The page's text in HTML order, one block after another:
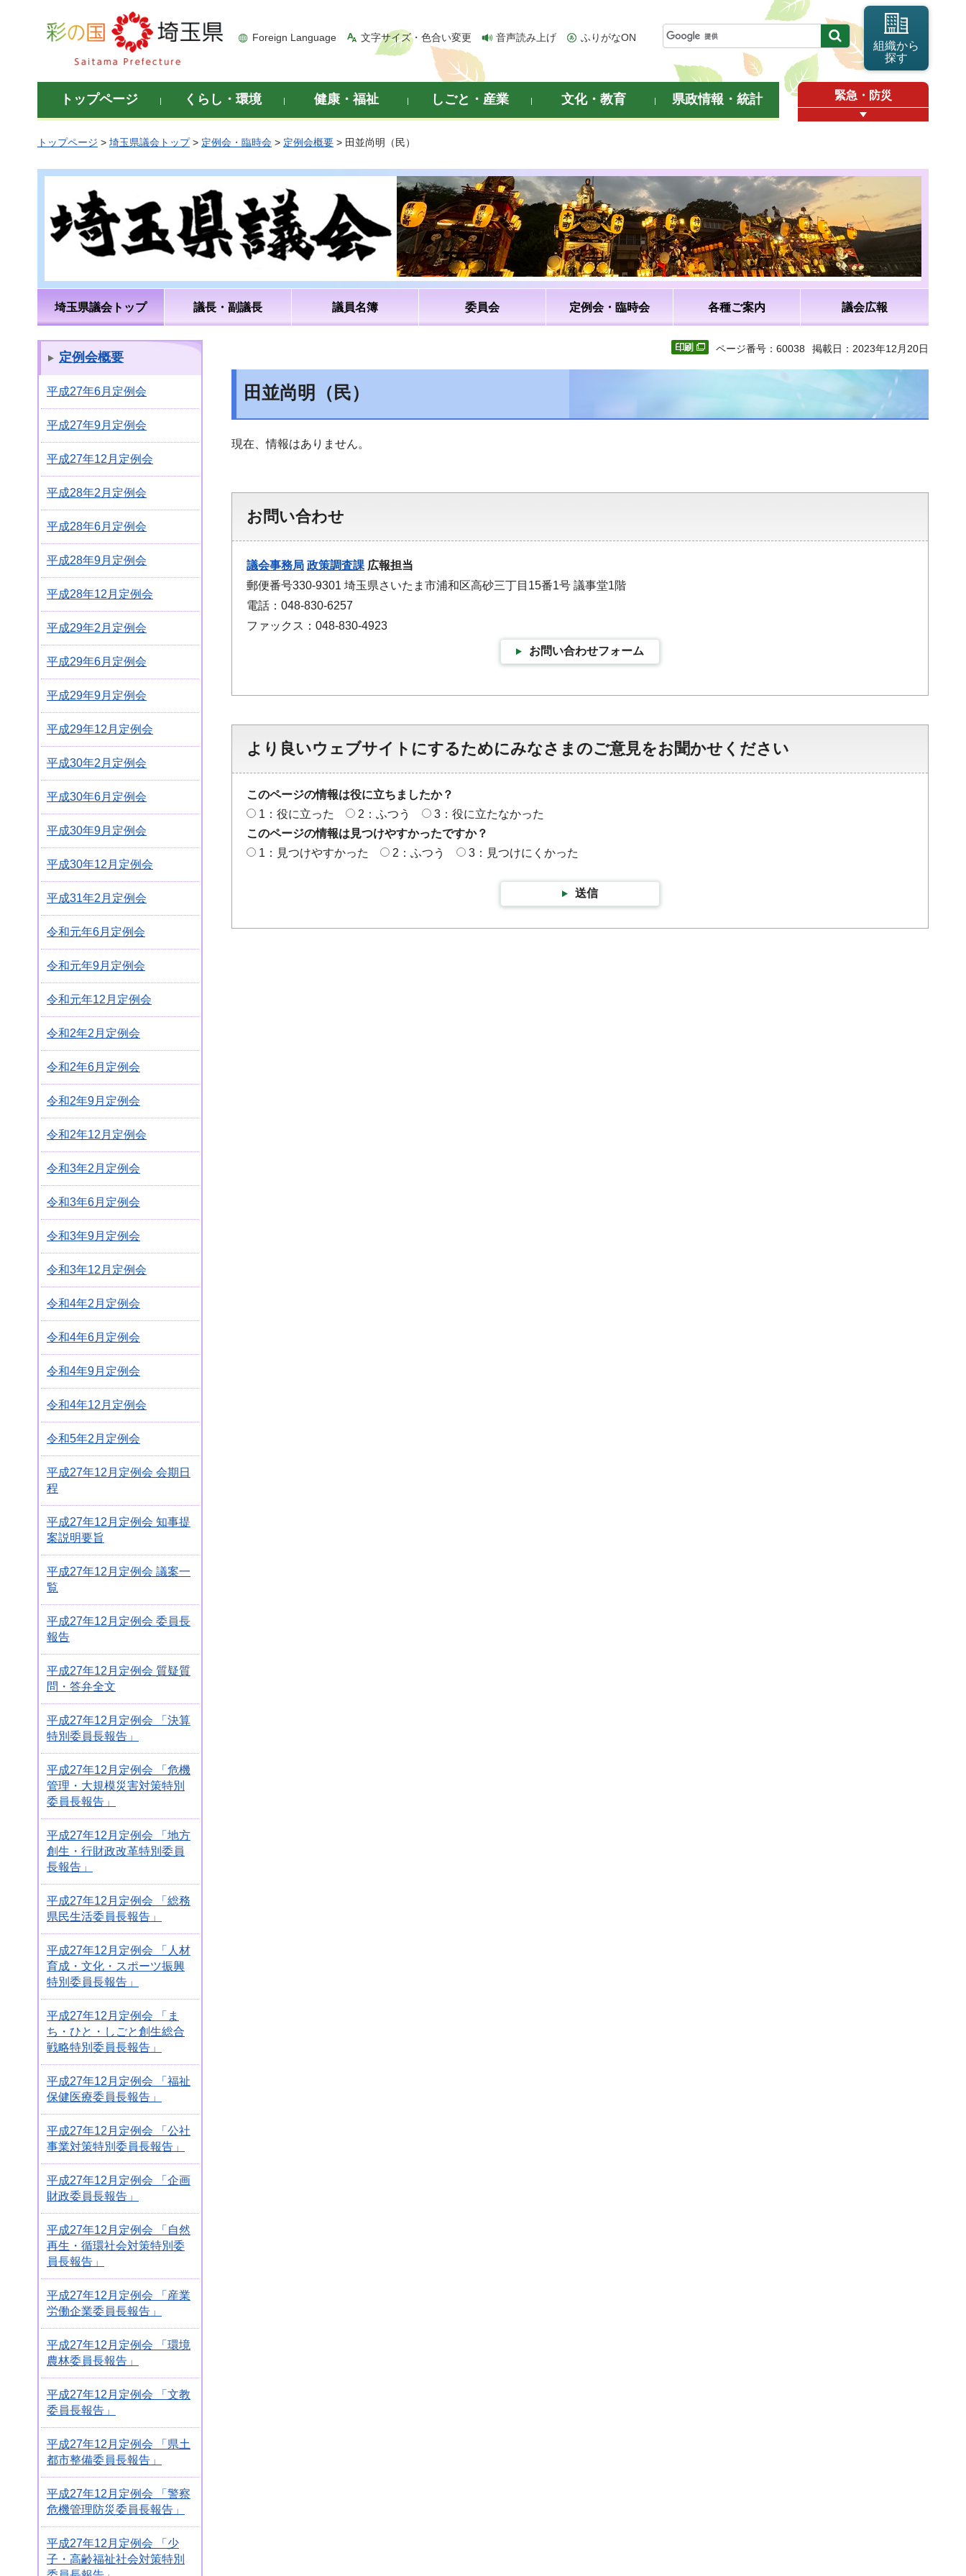
彩の国 埼玉県
Foreign Language 文字サイズ・色合い変更 音声読み上げ ふりがなON
組織から
探す
トップページ くらし・環境 健康・福祉 しごと・産業 文化・教育 県政情報・統計 緊急・防災
トップページ > 埼玉県議会トップ> 定例会・臨時会 > 定例会概要 > 田並尚明（民）
埼玉県議会トップ 議長・副議長 議員名簿 委員会 定例会・臨時会 各種ご案内 議会広報
定例会概要
平成27年6月定例会
平成27年9月定例会
平成27年12月定例会
平成28年2月定例会
平成28年6月定例会
平成28年9月定例会
平成28年12月定例会
平成29年2月定例会
平成29年6月定例会
平成29年9月定例会
平成29年12月定例会
平成30年2月定例会
平成30年6月定例会
平成30年9月定例会
平成30年12月定例会
平成31年2月定例会
令和元年6月定例会
令和元年9月定例会
令和元年12月定例会
令和2年2月定例会
令和2年6月定例会
令和2年9月定例会
令和2年12月定例会
令和3年2月定例会
令和3年6月定例会
令和3年9月定例会
令和3年12月定例会
令和4年2月定例会
令和4年6月定例会
令和4年9月定例会
令和4年12月定例会
令和5年2月定例会
平成27年12月定例会 会期日
程
平成27年12月定例会 知事提
案説明要旨
平成27年12月定例会 議案一
覧
平成27年12月定例会 委員長
報告
平成27年12月定例会 質疑質
問・答弁全文
平成27年12月定例会 「決算
特別委員長報告」
平成27年12月定例会 「危機
管理・大規模災害対策特別
委員長報告」
平成27年12月定例会 「地方
創生・行財政改革特別委員
長報告」
平成27年12月定例会 「総務
県民生活委員長報告」
平成27年12月定例会 「人材
育成・文化・スポーツ振興
特別委員長報告」
平成27年12月定例会 「ま
ち・ひと・しごと創生総合
戦略特別委員長報告」
平成27年12月定例会 「福祉
保健医療委員長報告」
平成27年12月定例会 「公社
事業対策特別委員長報告」
平成27年12月定例会 「企画
財政委員長報告」
平成27年12月定例会 「自然
再生・循環社会対策特別委
員長報告」
平成27年12月定例会 「産業
労働企業委員長報告」
平成27年12月定例会 「環境
農林委員長報告」
平成27年12月定例会 「文教
委員長報告」
平成27年12月定例会 「県土
都市整備委員長報告」
平成27年12月定例会 「警察
危機管理防災委員長報告」
平成27年12月定例会 「少
子・高齢福祉社会対策特別
ページ番号：60038 掲載日：2023年12月20日
田並尚明（民）
現在、情報はありません。
お問い合わせ
議会事務局 政策調査課 広報担当
郵便番号330-9301 埼玉県さいたま市浦和区高砂三丁目15番1号 議事堂1階
電話：048-830-6257
ファックス：048-830-4923
お問い合わせフォーム
より良いウェブサイトにするためにみなさまのご意見をお聞かせください
このページの情報は役に立ちましたか？
1：役に立った
2：ふつう
3：役に立たなかった
このページの情報は見つけやすかったですか？
1：見つけやすかった
2：ふつう 3：見つけにくかった
送信